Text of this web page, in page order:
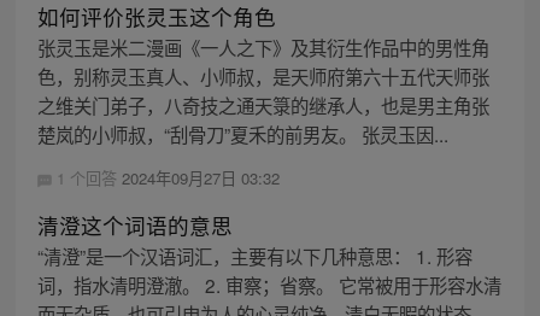
如何评价张灵玉这个角色
张灵玉是米二漫画《一人之下》及其衍生作品中的男性角
色，别称灵玉真人、小师叔，是天师府第六十五代天师张
之维关门弟子，八奇技之通天箓的继承人，也是男主角张
楚岚的小师叔，“刮骨刀”夏禾的前男友。 张灵玉因...
1 个回答 2024年09月27日 03:32
清澄这个词语的意思
“清澄”是一个汉语词汇，主要有以下几种意思： 1. 形容
词，指水清明澄澈。 2. 审察；省察。 它常被用于形容水清